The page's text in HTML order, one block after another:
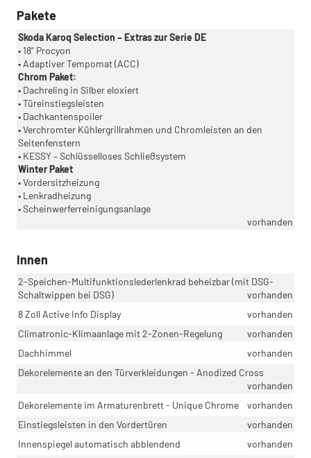
Pakete
Skoda Karoq Selection – Extras zur Serie DE
• 18" Procyon
• Adaptiver Tempomat (ACC)
Chrom Paket:
• Dachreling in Silber eloxiert
• Türeinstiegsleisten
• Dachkantenspoiler
• Verchromter Kühlergrillrahmen und Chromleisten an den
Seitenfenstern
• KESSY – Schlüsselloses Schließsystem
Winter Paket
• Vordersitzheizung
• Lenkradheizung
• Scheinwerferreinigungsanlage
vorhanden
Innen
2-Speichen-Multifunktionslederlenkrad beheizbar (mit DSG-
Schaltwippen bei DSG)
vorhanden
8 Zoll Active Info Display
vorhanden
Climatronic-Klimaanlage mit 2-Zonen-Regelung
vorhanden
Dachhimmel
vorhanden
Dekorelemente an den Türverkleidungen - Anodized Cross
vorhanden
Dekorelemente im Armaturenbrett - Unique Chrome
vorhanden
Einstiegsleisten in den Vordertüren
vorhanden
Innenspiegel automatisch abblendend
vorhanden